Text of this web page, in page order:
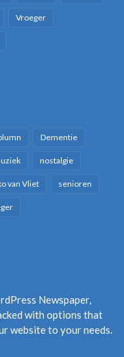
Vroeger
Dementie
nostalgie
van Vliet senioren
Newspaper,
with options that
website to your needs.